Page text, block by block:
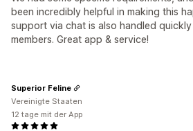
been incredibly helpful in making this
support via chat is also handled
members. Great app & service!
Superior Feline
Vereinigte Staaten
12 tage mit der App